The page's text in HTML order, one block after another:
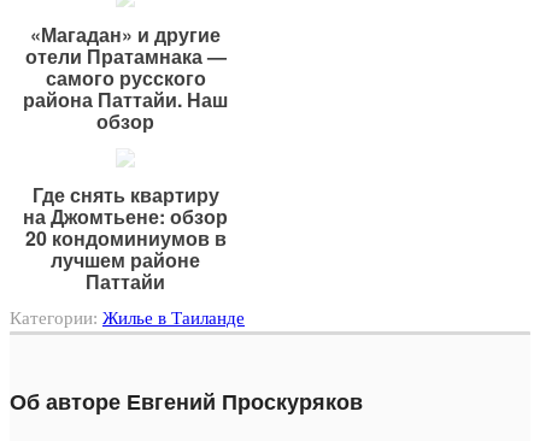
«Магадан» и другие
отели Пратамнака —
самого русского
района Паттайи. Наш
обзор
Где снять квартиру
на Джомтьене: обзор
20 кондоминиумов в
лучшем районе
Паттайи
Категории: Жилье в Таиланде
Об авторе Евгений Проскуряков